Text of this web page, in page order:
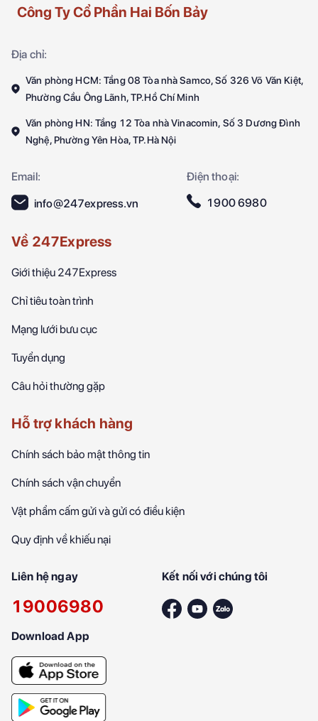
Công Ty Cổ Phần Hai Bốn Bảy
Địa chỉ:
Văn phòng HCM: Tầng 08 Tòa nhà Samco, Số 326 Võ Văn Kiệt,
Phường Cầu Ông Lãnh, TP.Hồ Chí Minh
Văn phòng HN: Tầng 12 Tòa nhà Vinacomin, Số 3 Dương Đình
Nghệ, Phường Yên Hòa, TP.Hà Nội
Email:
Điện thoại:
info@247express.vn
1900 6980
Về 247Express
Giới thiệu 247Express
Chỉ tiêu toàn trình
Mạng lưới bưu cục
Tuyển dụng
Câu hỏi thường gặp
Hỗ trợ khách hàng
Chính sách bảo mật thông tin
Chính sách vận chuyển
Vật phẩm cấm gửi và gửi có điều kiện
Quy định về khiếu nại
Liên hệ ngay
19006980
Kết nối với chúng tôi
Download App